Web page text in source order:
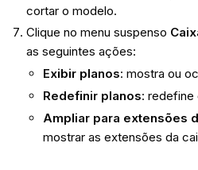
cortar o modelo.
Clique no menu suspenso
as seguintes ações:
Exibir planos: mostra ou
Redefinir planos: redefine
Ampliar para extensões
mostrar as extensões da